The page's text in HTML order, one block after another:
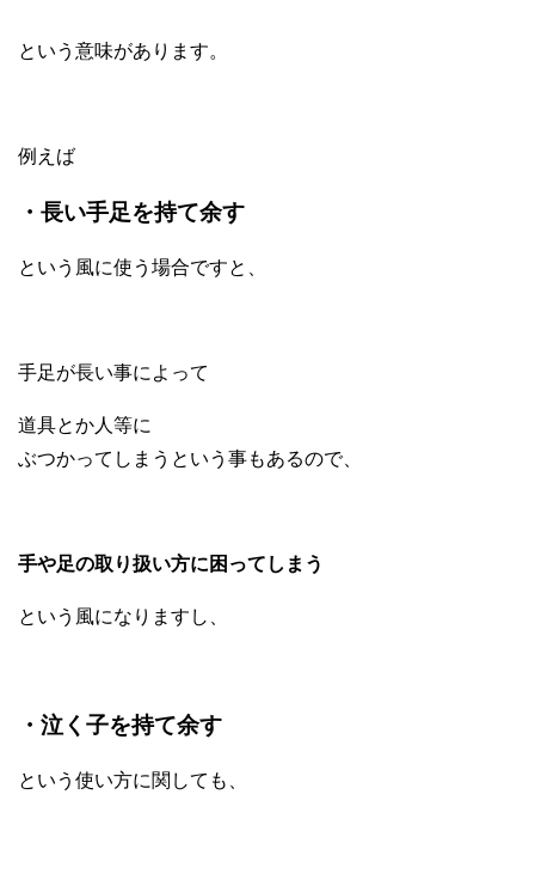
という意味があります。
例えば
・長い手足を持て余す
という風に使う場合ですと、
手足が長い事によって
道具とか人等に
ぶつかってしまうという事もあるので、
手や足の取り扱い方に困ってしまう
という風になりますし、
・泣く子を持て余す
という使い方に関しても、